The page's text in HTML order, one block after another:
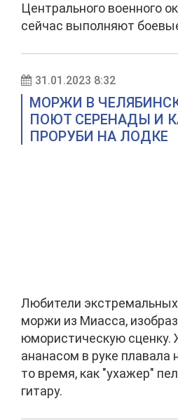
Центрального военного
сейчас выполняют
31.01.2023 8:32
МОРЖИ В
ПОЮТ СЕРЕНАДЫ И
ПРОРУБИ НА ЛОДКЕ
Любители
моржи из Миасса,
юмористическую
ананасом в руке плавала
то время, как "ухажер"
гитару.